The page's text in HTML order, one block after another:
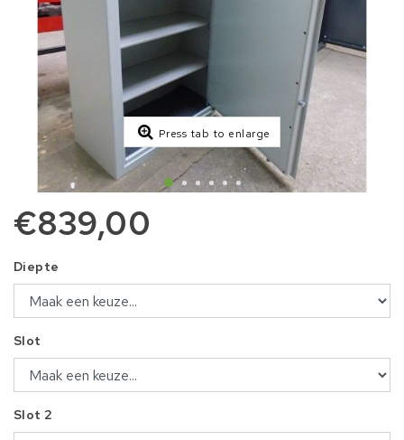
Press tab to enlarge
€839,00
Diepte
Slot
Slot 2